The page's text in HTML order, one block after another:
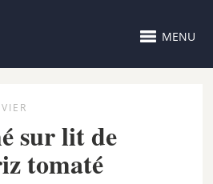
MENU
sur lit de
tomaté